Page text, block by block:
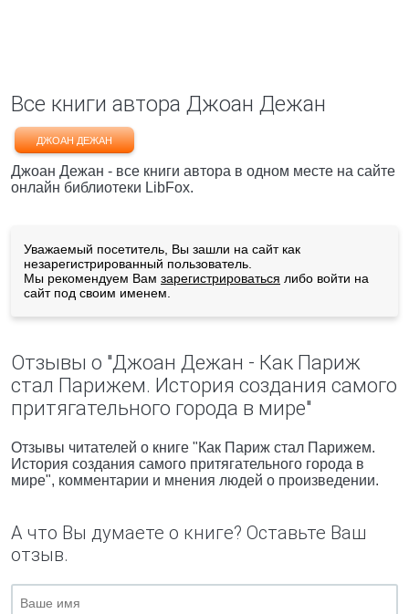
Все книги автора Джоан Дежан
ДЖОАН ДЕЖАН
Джоан Дежан - все книги автора в одном месте на сайте
онлайн библиотеки LibFox.
Уважаемый посетитель, Вы зашли на сайт как
незарегистрированный пользователь.
Мы рекомендуем Вам зарегистрироваться либо войти на
сайт под своим именем.
Отзывы о "Джоан Дежан - Как Париж
стал Парижем. История создания самого
притягательного города в мире"
Отзывы читателей о книге "Как Париж стал Парижем.
История создания самого притягательного города в
мире", комментарии и мнения людей о произведении.
А что Вы думаете о книге? Оставьте Ваш
отзыв.